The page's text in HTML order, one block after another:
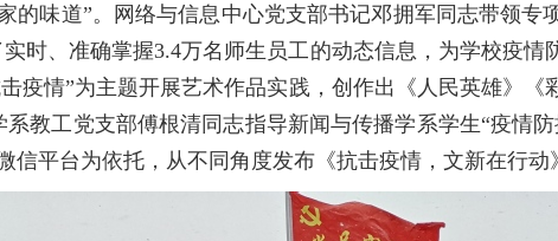
的味道”。网络与信息中心党支部书记邓拥军同志带领专
时、准确掌握3.4万名师生员工的动态信息，为学校疫情
疫情”为主题开展艺术作品实践，创作出《人民英雄》
教工党支部傅根清同志指导新闻与传播学系学生“疫情
信平台为依托，从不同角度发布《抗击疫情，文新在行动